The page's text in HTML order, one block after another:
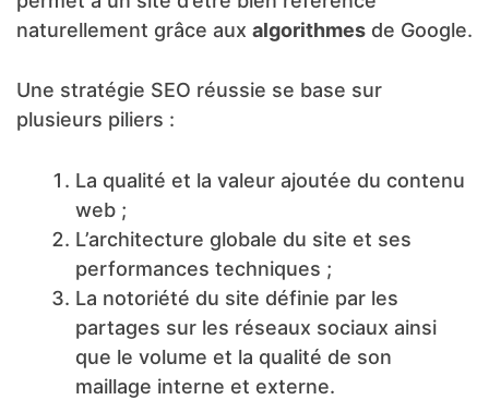
naturellement grâce aux algorithmes de Google.
Une stratégie SEO réussie se base sur
plusieurs piliers :
La qualité et la valeur ajoutée du contenu
web ;
L’architecture globale du site et ses
performances techniques ;
La notoriété du site définie par les
partages sur les réseaux sociaux ainsi
que le volume et la qualité de son
maillage interne et externe.